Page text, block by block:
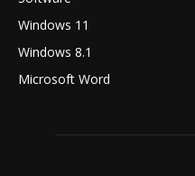
Windows 11
Windows 8.1
Microsoft Word